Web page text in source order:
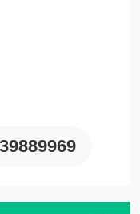
各个领域。